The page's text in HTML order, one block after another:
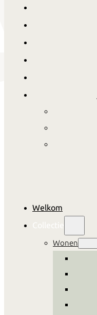
Welkom
Collectie
Wonen